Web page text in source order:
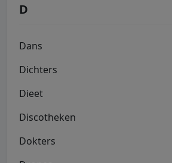
D
Dans
Dichters
Dieet
Discotheken
Dokters